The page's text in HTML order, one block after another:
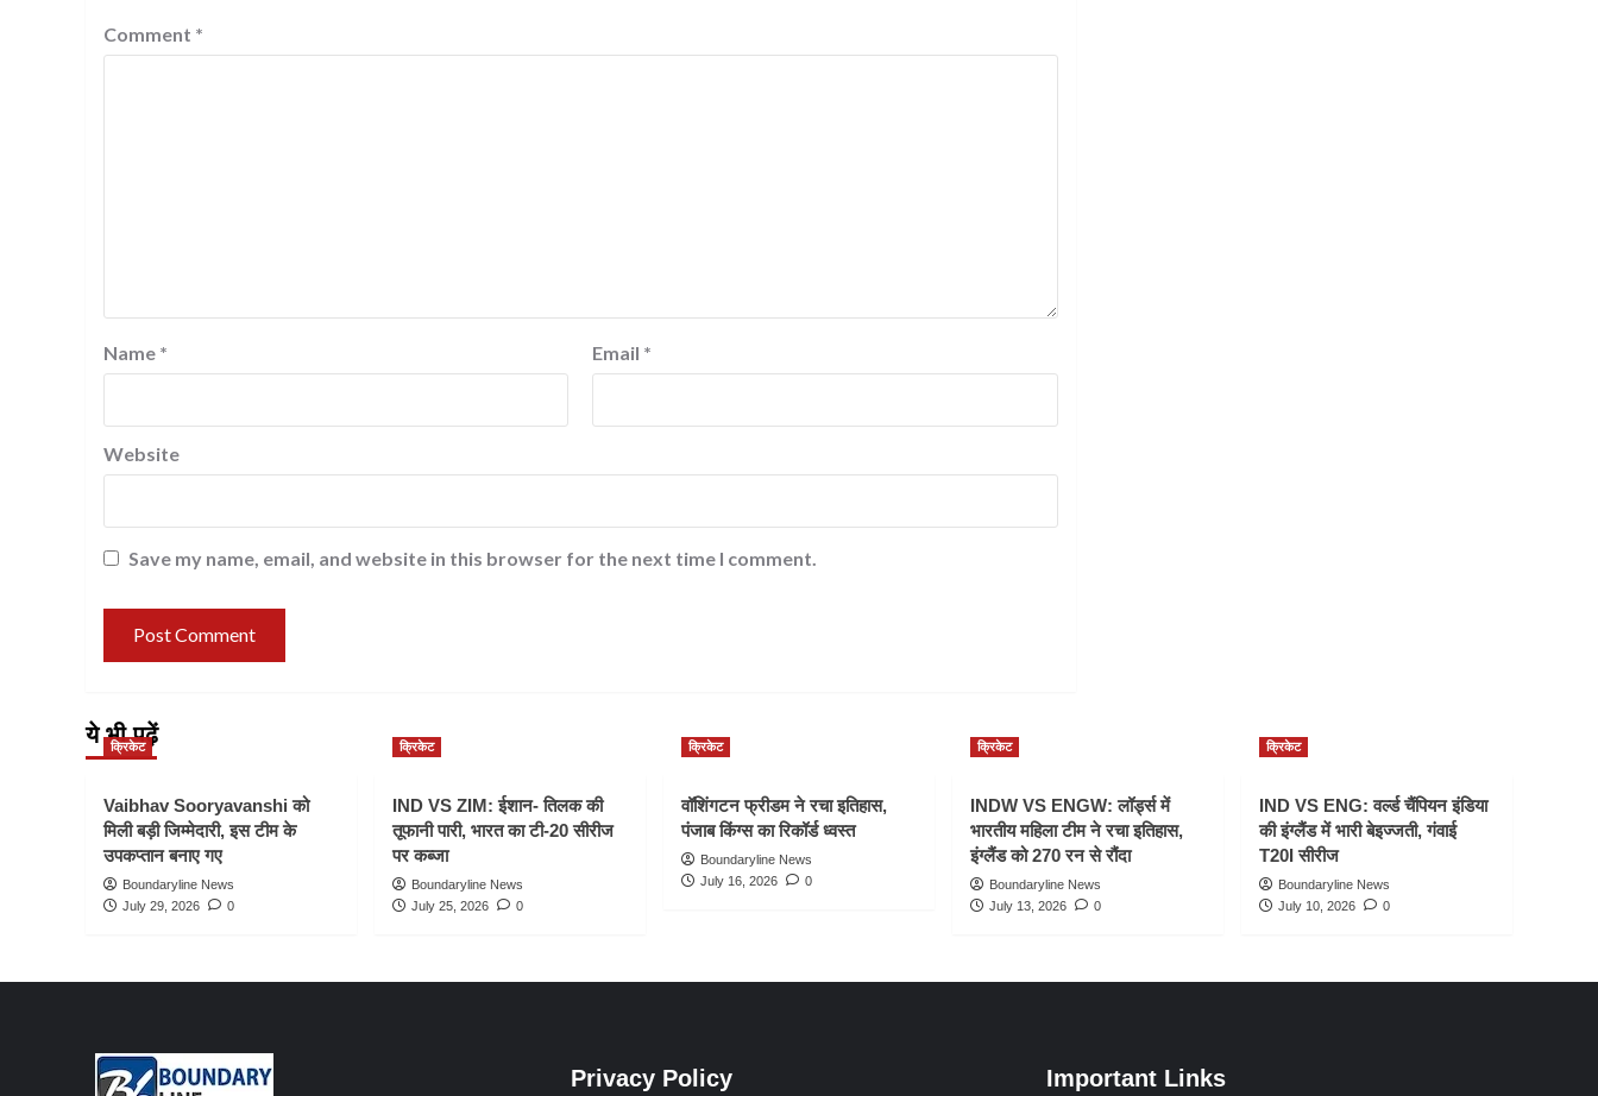
Comment *
Name * Email *
Website
Save my name, email, and website in this browser for the next time I comment.
ये भी पढ़ें
क्रिकेट
Vaibhav Sooryavanshi को
मिली बड़ी जिम्मेदारी, इस टीम के
उपकप्तान बनाए गए
Boundaryline News
July 29, 2026
0
क्रिकेट
IND VS ZIM: ईशान- तिलक की
तूफानी पारी, भारत का टी-20 सीरीज
पर कब्जा
Boundaryline News
July 25, 2026
0
क्रिकेट
वॉशिंगटन फ्रीडम ने रचा इतिहास,
पंजाब किंग्स का रिकॉर्ड ध्वस्त
Boundaryline News
July 16, 2026
0
क्रिकेट
INDW VS ENGW: लॉर्ड्स में
भारतीय महिला टीम ने रचा इतिहास,
इंग्लैंड को 270 रन से रौंदा
Boundaryline News
July 13, 2026
0
क्रिकेट
IND VS ENG: वर्ल्ड चैंपियन इंडिया
की इंग्लैंड में भारी बेइज्जती, गंवाई
T20I सीरीज
Boundaryline News
July 10, 2026
0
Privacy Policy Important Links